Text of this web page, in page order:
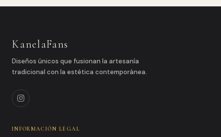
KanelaFans
Diseños únicos que fusionan la artesanía
tradicional con la estética contemporánea.
INFORMACIÓN LEGAL